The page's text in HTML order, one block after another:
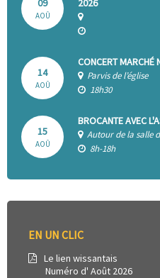
09
AOÛ
2026
14
AOÛ
CONCERT MARCHÉ
Parvis de l’église
18h30
15
AOÛ
BROCANTE AVEC
Autour de la salle
8h-18h
EN UN CLIC
Le lien wissantais
Numéro d' Août 2026